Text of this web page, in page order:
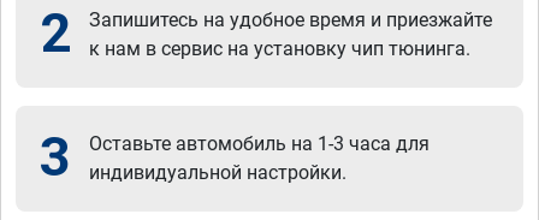
2
Запишитесь на удобное время и приезжайте
к нам в сервис на установку чип тюнинга.
3
Оставьте автомобиль на 1-3 часа для
индивидуальной настройки.